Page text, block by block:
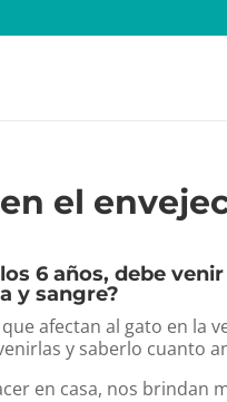
el
6 años, debe
y sangre?
afectan al gato en la
y saberlo cuanto
en casa, nos